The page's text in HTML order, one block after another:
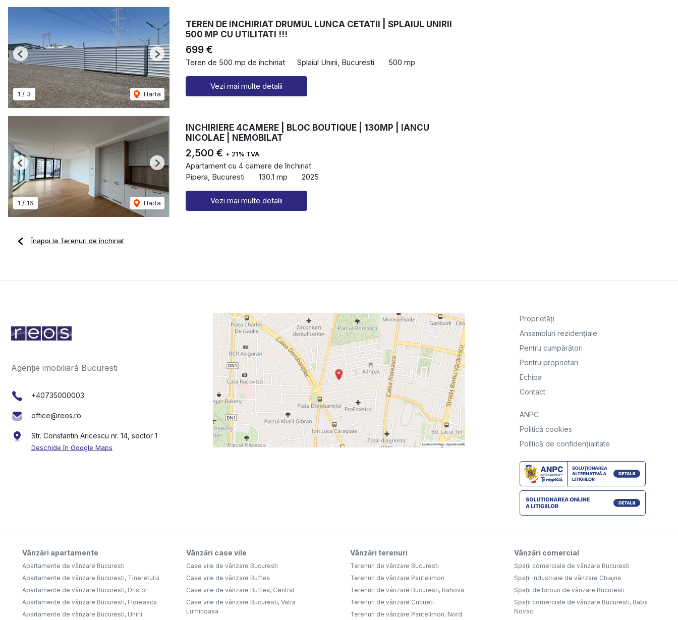
1 / 3 Harta
Previous Next
TEREN DE INCHIRIAT DRUMUL LUNCA CETATII | SPLAIUL UNIRII
500 MP CU UTILITATI !!!
699 €
Teren de 500 mp de închiriat Splaiul Unirii, Bucuresti 500 mp
Vezi mai multe detalii
1 / 16 Harta
Previous Next
INCHIRIERE 4CAMERE | BLOC BOUTIQUE | 130MP | IANCU
NICOLAE | NEMOBILAT
2,500 € + 21% TVA
Apartament cu 4 camere de închiriat
Pipera, Bucuresti
130.1 mp 2025
Vezi mai multe detalii
Înapoi la Terenuri de închiriat
Agenție imobiliară Bucuresti
+40735000003
office@reos.ro
Str. Constantin Aricescu nr. 14, sector 1
Deschide în Google Maps
Proprietăți
Ansambluri rezidențiale
Pentru cumpărători
Pentru proprietari
Echipa
Contact
ANPC
Politică cookies
Politică de confidențialitate
Vânzări apartamente
Apartamente de vânzare Bucuresti
Apartamente de vânzare Bucuresti, Tineretului
Apartamente de vânzare Bucuresti, Dristor
Apartamente de vânzare Bucuresti, Floreasca
Apartamente de vânzare Bucuresti, Unirii
Vânzări case vile
Case vile de vânzare Bucuresti
Case vile de vânzare Buftea
Case vile de vânzare Buftea, Central
Case vile de vânzare Bucuresti, Vatra
Luminoasa
Vânzări terenuri
Terenuri de vânzare Bucuresti
Terenuri de vânzare Pantelimon
Terenuri de vânzare Bucuresti, Rahova
Terenuri de vânzare Cucueti
Terenuri de vânzare Pantelimon, Nord
Vânzări comercial
Spații comerciale de vânzare Bucuresti
Spații industriale de vânzare Chiajna
Spații de birouri de vânzare Bucuresti
Spații comerciale de vânzare Bucuresti, Baba
Novac